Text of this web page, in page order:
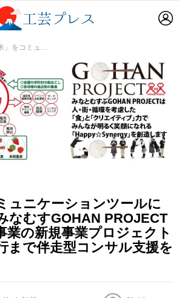
年のみなむすGOHAN PROJECTが企業・公共事業の新規事業プロジェクト立上げから実行まで伴走型コンサル支援を強化
ュニケーションツールに
なむすGOHAN PROJECT
業の新規事業プロジェクト
まで伴走型コンサル支援を